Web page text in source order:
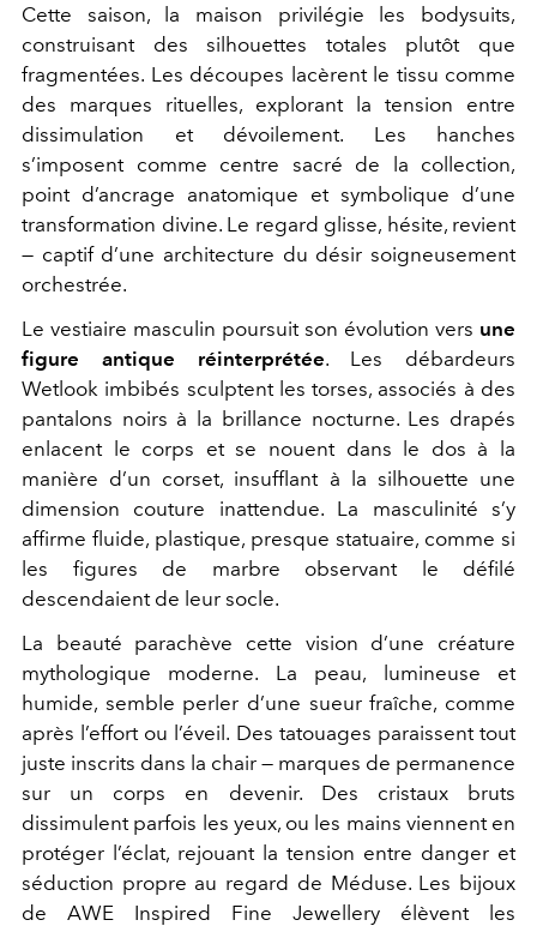
Cette saison, la maison privilégie les bodysuits,
construisant des silhouettes totales plutôt que
fragmentées. Les découpes lacèrent le tissu comme
des marques rituelles, explorant la tension entre
dissimulation et dévoilement. Les hanches
s’imposent comme centre sacré de la collection,
point d’ancrage anatomique et symbolique d’une
transformation divine. Le regard glisse, hésite, revient
— captif d’une architecture du désir soigneusement
orchestrée.
Le vestiaire masculin poursuit son évolution vers une
figure antique réinterprétée. Les débardeurs
Wetlook imbibés sculptent les torses, associés à des
pantalons noirs à la brillance nocturne. Les drapés
enlacent le corps et se nouent dans le dos à la
manière d’un corset, insufflant à la silhouette une
dimension couture inattendue. La masculinité s’y
affirme fluide, plastique, presque statuaire, comme si
les figures de marbre observant le défilé
descendaient de leur socle.
La beauté parachève cette vision d’une créature
mythologique moderne. La peau, lumineuse et
humide, semble perler d’une sueur fraîche, comme
après l’effort ou l’éveil. Des tatouages paraissent tout
juste inscrits dans la chair — marques de permanence
sur un corps en devenir. Des cristaux bruts
dissimulent parfois les yeux, ou les mains viennent en
protéger l’éclat, rejouant la tension entre danger et
séduction propre au regard de Méduse. Les bijoux
de AWE Inspired Fine Jewellery élèvent les